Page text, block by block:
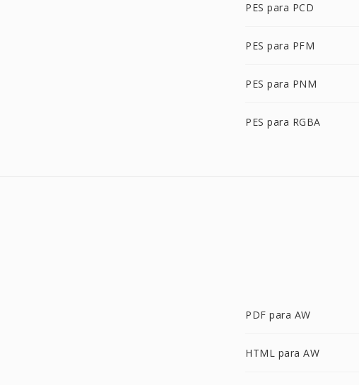
PES para PCD
PES para PFM
PES para PNM
PES para RGBA
PDF para AW
HTML para AW